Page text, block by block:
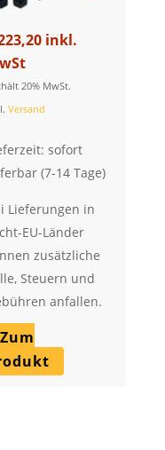
inkl.
20% MwSt.
Versand
sofort
(7-14 Tage)
Lieferungen in
EU-Länder
zusätzliche
Steuern und
anfallen.
Zum